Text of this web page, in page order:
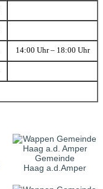
14:00 Uhr – 18:00 Uhr
Gemeinde
Haag a.d.Amper